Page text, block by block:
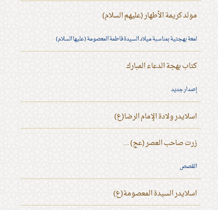
مولد كريمة الأطهار (عليهم السلام)
لمعة بهجتية بمناسبة ميلاد السيدة فاطمة المعصومة (عليها السلام)
كتاب بهجة الدعاء المبارك
إصدار جديد
اسلايدر ولادة الإمام الرضا(ع)
زرت صاحب العصر (عج) ...
القصص
اسلايدر السيدة المعصومة(ع)